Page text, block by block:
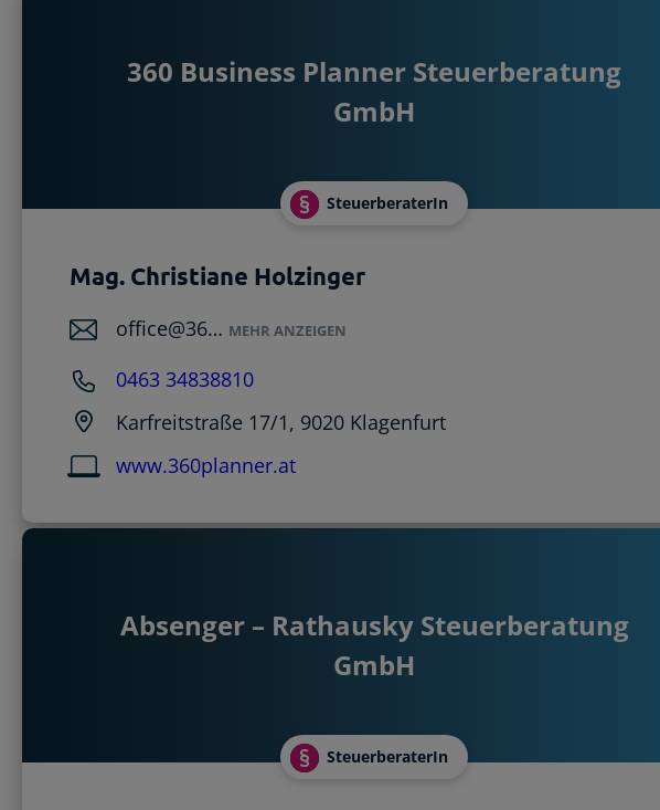
360 Business Planner Steuerberatung
GmbH
SteuerberaterIn
Mag. Christiane Holzinger
office@36… MEHR ANZEIGEN
0463 34838810
Karfreitstraße 17/1, 9020 Klagenfurt
www.360planner.at
Absenger – Rathausky Steuerberatung
GmbH
SteuerberaterIn